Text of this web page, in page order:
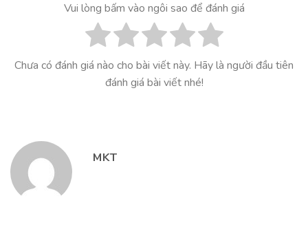
Vui lòng bấm vào ngôi sao để đánh giá
Chưa có đánh giá nào cho bài viết này. Hãy là người đầu tiên
đánh giá bài viết nhé!
MKT